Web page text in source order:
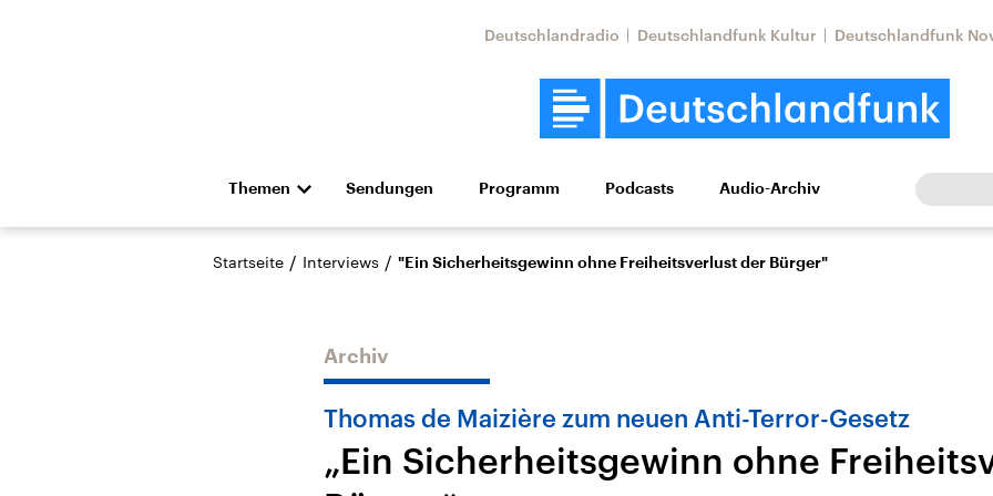
Deutschlandradio Deutschlandfunk Kultur Deutschlandfunk
Themen
Die Nachrichten Politik Wirtschaft Wissen Kultur Europa
Hörspiel und Feature Musik
Landtagswahl Sachsen-
Anhalt 2026
USA
Nahostkonflikt
Iran
Sendungen Programm Podcasts Audio-Archiv
Startseite / Interviews / "Ein Sicherheitsgewinn ohne Freiheitsverlust der Bürger"
Archiv
Thomas de Maizière zum neuen Anti-Terror-Gesetz
„Ein Sicherheitsgewinn ohne